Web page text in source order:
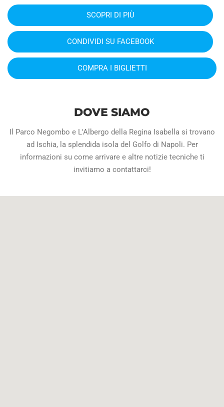
SCOPRI DI PIÙ
CONDIVIDI SU FACEBOOK
COMPRA I BIGLIETTI
DOVE SIAMO
Il Parco Negombo e L'Albergo della Regina Isabella si trovano
ad Ischia, la splendida isola del Golfo di Napoli. Per
informazioni su come arrivare e altre notizie tecniche ti
invitiamo a contattarci!